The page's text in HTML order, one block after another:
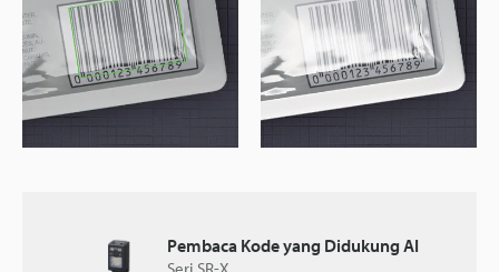
Pembaca Kode yang Didukung AI
Seri SR-X